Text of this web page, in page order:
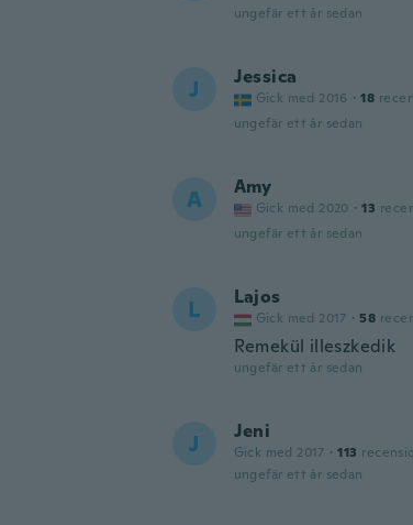
ungefär ett år sedan
J Jessica
Gick med 2016 · 18
ungefär ett år sedan
A Amy
Gick med 2020 · 13
ungefär ett år sedan
L Lajos
Gick med 2017 · 58
Remekül illeszkedik
ungefär ett år sedan
J Jeni
Gick med 2017 · 113
ungefär ett år sedan